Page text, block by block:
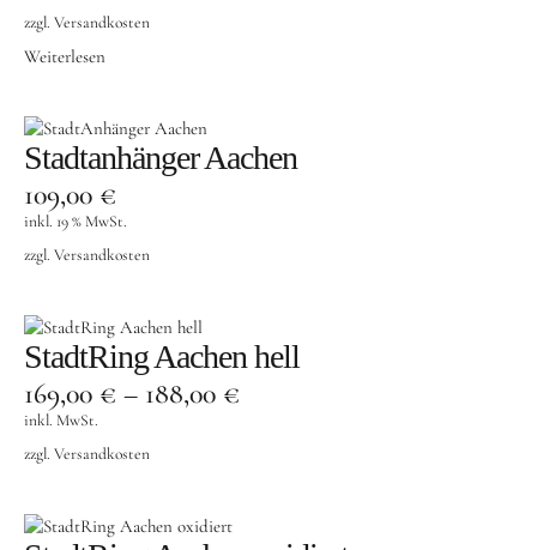
zzgl. Versandkosten
Weiterlesen
Stadtanhänger Aachen
109,00 €
inkl. 19 % MwSt.
zzgl. Versandkosten
StadtRing Aachen hell
169,00 € – 188,00 €
inkl. MwSt.
zzgl. Versandkosten